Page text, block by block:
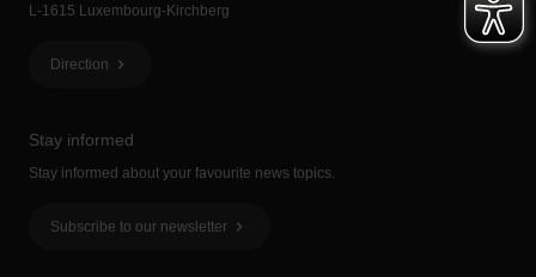
Stay informed
Stay informed about your favourite news topics.
Subscribe to our newsletter
L-1615 Luxembourg-Kirchberg
Direction